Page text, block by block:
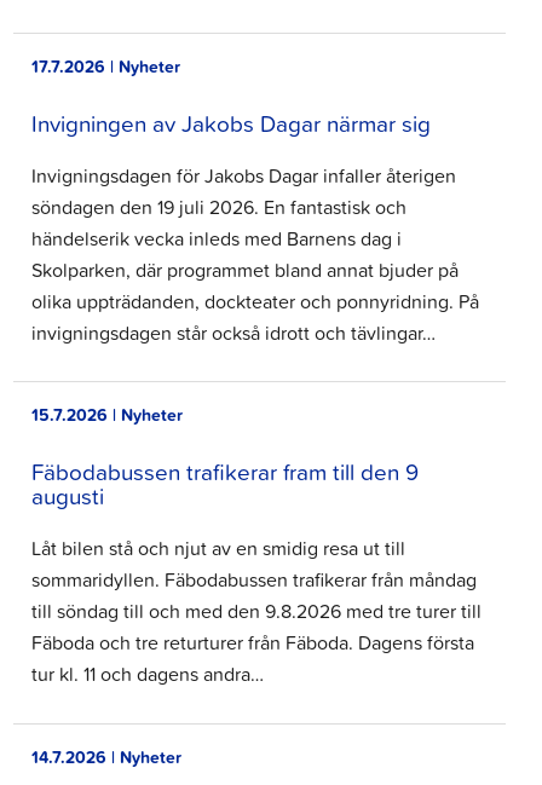
17.7.2026 | Nyheter
Invigningen av Jakobs Dagar närmar sig
Invigningsdagen för Jakobs Dagar infaller återigen
söndagen den 19 juli 2026. En fantastisk och
händelserik vecka inleds med Barnens dag i
Skolparken, där programmet bland annat bjuder på
olika uppträdanden, dockteater och ponnyridning. På
invigningsdagen står också idrott och tävlingar…
15.7.2026 | Nyheter
Fäbodabussen trafikerar fram till den 9
augusti
Låt bilen stå och njut av en smidig resa ut till
sommaridyllen. Fäbodabussen trafikerar från måndag
till söndag till och med den 9.8.2026 med tre turer till
Fäboda och tre returturer från Fäboda. Dagens första
tur kl. 11 och dagens andra…
14.7.2026 | Nyheter